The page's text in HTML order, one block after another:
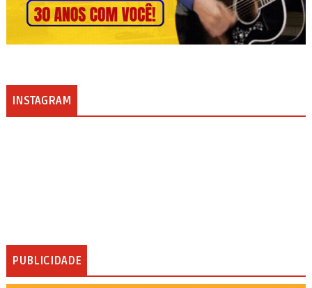
INSTAGRAM
PUBLICIDADE